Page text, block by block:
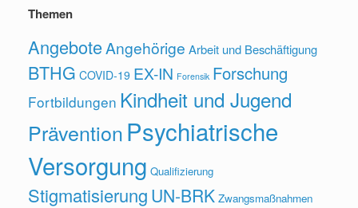
Themen
AngeboteAngehörige Arbeit und Beschäftigung
BTHG COVID-19 EX-IN Forensik Forschung
Fortbildungen Kindheit und Jugend
PräventionPsychiatrische
Versorgung Qualifizierung
Stigmatisierung UN-BRK Zwangsmaßnahmen